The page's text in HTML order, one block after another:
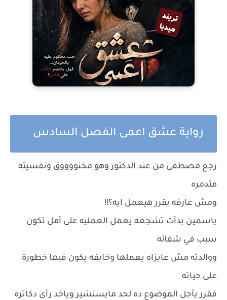
رواية عشق اعمى الفصل السادس
رجع مصطفى من عند الدكتور وهو مخنووووق ونفسيته
متدمره
ومش عارفه يقرر هيعمل ايه؟!!
ياسمين بدأت تشجعه يعمل العمليه على أمل تكون
سبب في شفائه
ووالدته مش عايزاه يعملها وخايفه يكون فيها خطورة
على حياته
فقرر يأجل الموضوع ده لحد مايستشير وياخد رأى دكاتره